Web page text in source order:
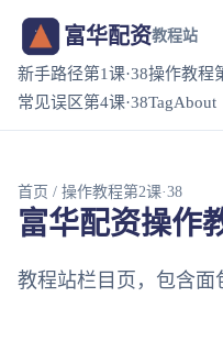
富华配资教程站
新手路径第1课·38操作教程
常见误区第4课·38TagAbout
首页 / 操作教程第2课·38
富华配资操作
教程站栏目页，包含面